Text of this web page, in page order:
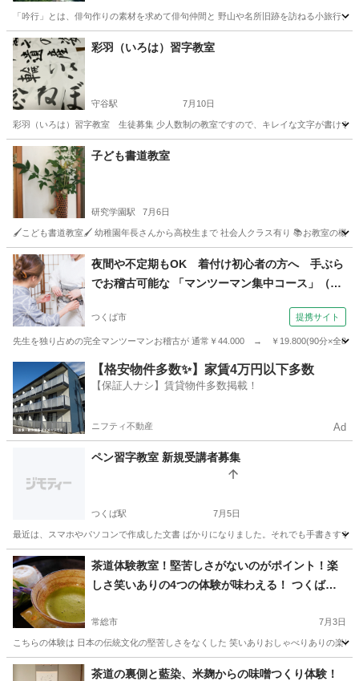
「吟行」とは、俳句作りの素材を求めて俳句仲間と 野山や名所旧跡を訪ねる小旅行
茨城 龍ケ崎市 龍ケ崎市駅 その他
彩羽（いろは）習字教室
守谷駅 7月10日
彩羽（いろは）習字教室 生徒募集 少人数制の教室ですので、キレイな文字が書ける
茨城 守谷市 守谷駅 書道
子ども書道教室
研究学園駅 7月6日
🖌こども書道教室🖌 幼稚園年長さんから高校生まで 社会人クラス有り 📚お教室の概
茨城 つくば市 研究学園駅 クラス
夜間や不定期もOK 着付け初心者の方へ 手ぶら
でお稽古可能な 「マンツーマン集中コース」（美
つくば市 提携サイト
先生を独り占めの完全マンツーマンお稽古が 通常￥44.000 → ￥19.800(90分×全8回)
つくば市 着付け
【格安物件多数✨】家賃4万円以下多数
【保証人ナシ】賃貸物件多数掲載！
ニフティ不動産 Ad
ペン習字教室 新規受講者募集
つくば駅 7月5日
最近は、スマホやパソコンで作成した文書 ばかりになりました。それでも手書きす
茨城 つくば市 つくば駅 ペン字 ペン習字
茶道体験教室！堅苦しさがないのがポイント！楽
しさ笑いありの4つの体験が味わえる！ つくばみ
常総市 7月3日
こちらの体験は 日本の伝統文化の堅苦しさをなくした 笑いありおしゃべりありの楽
茨城 常総市 日本文化 アート
茶道の裏側と藍染、米麹からの味噌つくり体験！